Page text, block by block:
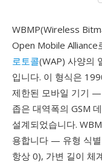
WBMP(Wireless
Open Mobile Alliance
로토콜(WAP) 사양의
입니다. 이 형식은
제한된 모바일 기기
좁은 대역폭의 GSM
설계되었습니다.
용합니다 — 유형 식
항상 0), 가변 길이 체